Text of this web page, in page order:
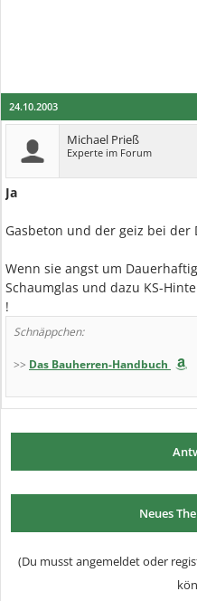
24.10.2003
Michael Prieß
Experte im Forum
Ja
Gasbeton und der geiz bei der
Wenn sie angst um
Schaumglas und dazu KS-
!
Schnäppchen:
>> Das Bauherren-Handbuch
Neues
(Du musst angemeldet oder